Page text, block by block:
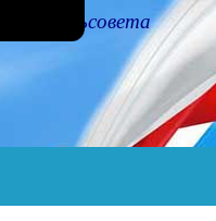
сельсовета